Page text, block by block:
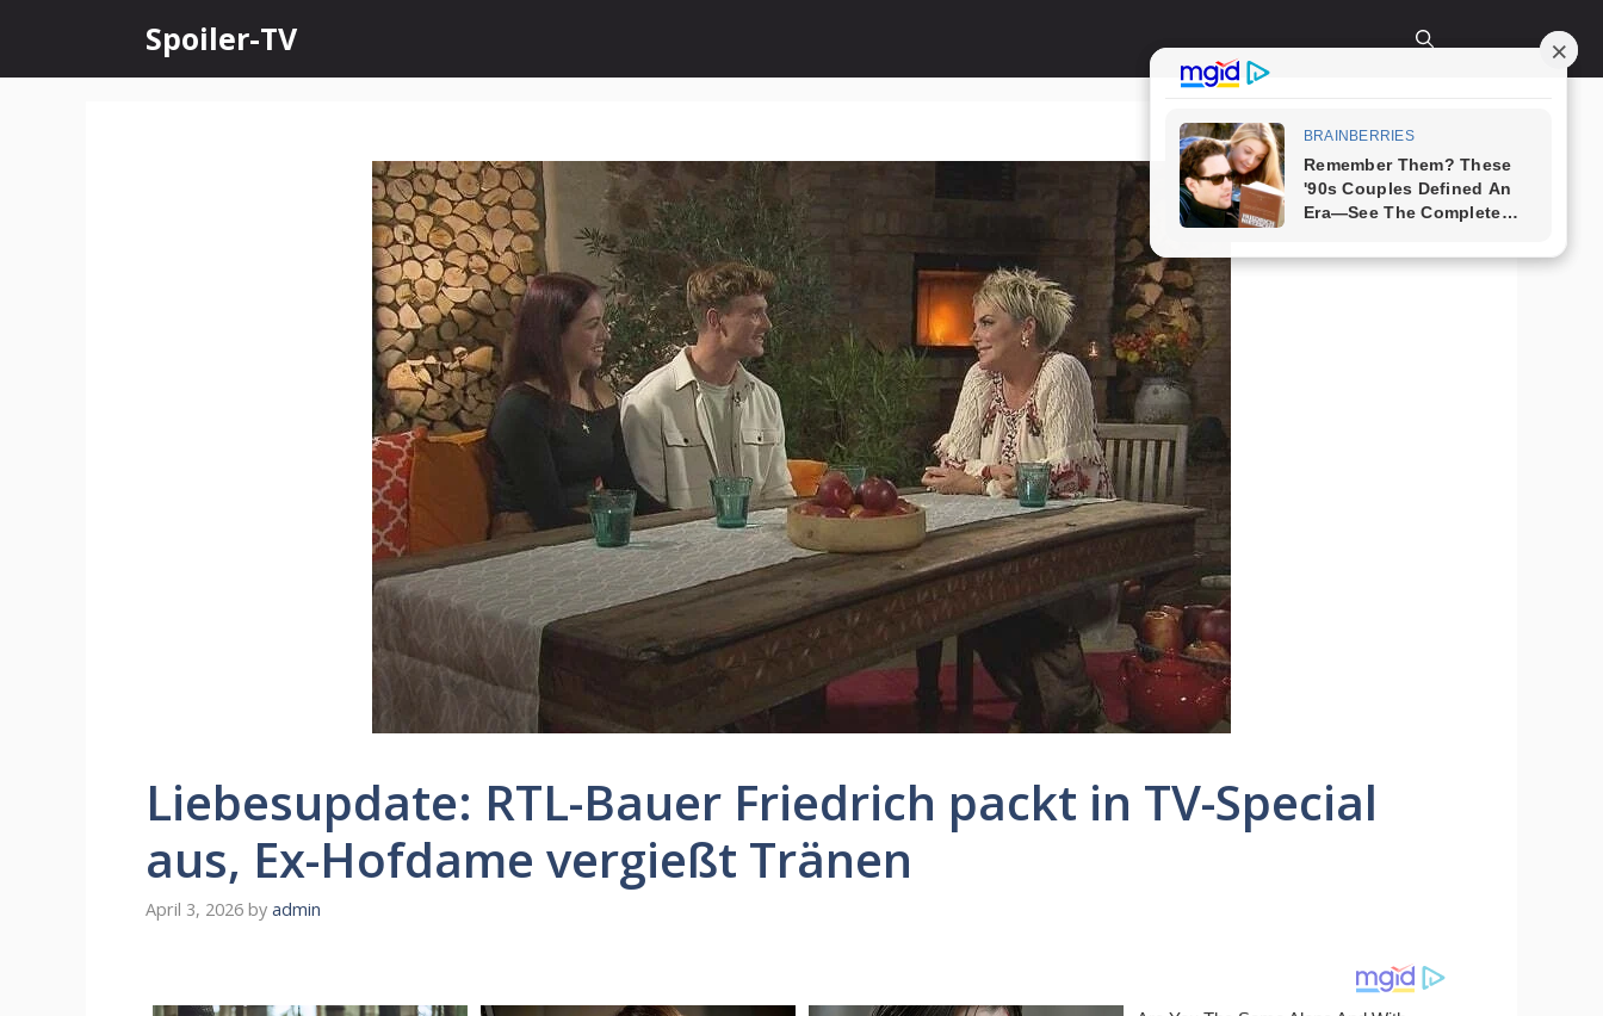
content
Spoiler-TV
Liebesupdate: RTL-Bauer Friedrich packt in TV-Special
aus, Ex-Hofdame vergießt Tränen
April 3, 2026 by admin